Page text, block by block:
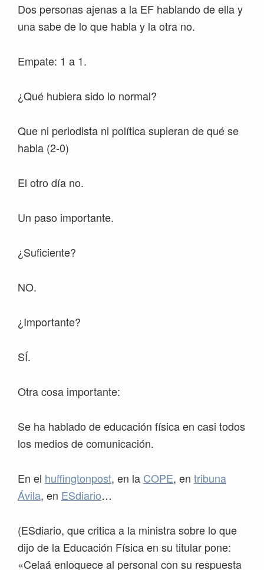
Dos personas ajenas a la EF hablando de ella y
una sabe de lo que habla y la otra no.
Empate: 1 a 1.
¿Qué hubiera sido lo normal?
Que ni periodista ni política supieran de qué se
habla (2-0)
El otro día no.
Un paso importante.
¿Suficiente?
NO.
¿Importante?
SÍ.
Otra cosa importante:
Se ha hablado de educación física en casi todos
los medios de comunicación.
En el huffingtonpost, en la COPE, en tribuna
Ávila, en ESdiario…
(ESdiario, que critica a la ministra sobre lo que
dijo de la Educación Física en su titular pone:
«Celaá enloquece al personal con su respuesta